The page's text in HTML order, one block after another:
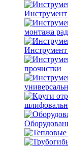
Инструмент
монтажа
прочистки